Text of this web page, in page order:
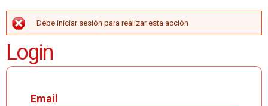
MENSAJE DE ERROR
Debe iniciar sesión para realizar esta acción
Login
Email